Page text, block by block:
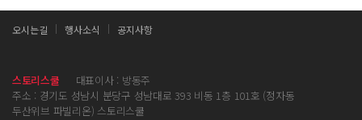
오시는길 행사소식 공지사항
스토리스쿨
대표이사 : 방동주
주소 : 경기도 성남시 분당구 성남대로 393 비동 1층 101호 (정자동
두산위브 파빌리온) 스토리스쿨